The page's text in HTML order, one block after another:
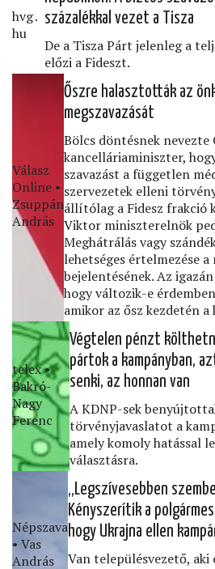
hvg․
hu
százalékkal vezet a Tisza
De a Tisza Párt jelenleg a
előzi a Fideszt.
Válasz
Online •
Zsuppán
András
Őszre halasztották az
megszavazását
Bölcs döntésnek nevezte
kancelláriaminiszter,
szavazást a független
szervezetek elleni
állítólag a Fidesz frakció
Viktor miniszterelnök
Meghátrálás vagy
lehetséges értelmezése
bejelentésének. Az
hogy változik-e
amikor az ősz kezdetén
telex •
Bakró-
Nagy
Ferenc
Végtelen pénzt
pártok a kampányban,
senki, az honnan van
A KDNP-sek
törvényjavaslatot a
amely komoly hatással
választásra.
Népszava
• Vas
András
„Legszívesebben
Kényszerítik a
hogy Ukrajna ellen
Van településvezető, aki